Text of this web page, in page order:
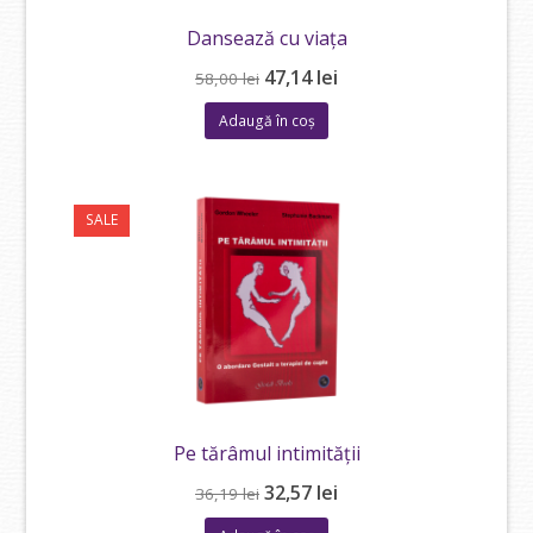
Dansează cu viața
58,00lei Prețul
inițial
a
47,14lei
Adaugă în coș
SALE
Pe tărâmul intimității
36,19lei Prețul
inițial
32,57 lei